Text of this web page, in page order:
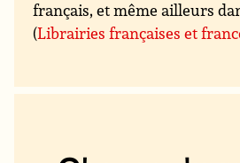
français, et même ailleurs
(Librairies françaises et